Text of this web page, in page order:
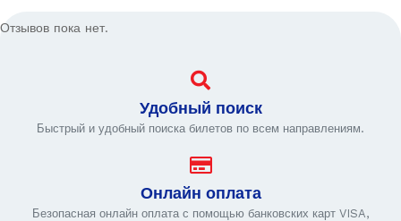
Отзывов пока нет.
Удобный поиск
Быстрый и удобный поиска билетов по всем направлениям.
Онлайн оплата
Безопасная онлайн оплата с помощью банковских карт VISA,